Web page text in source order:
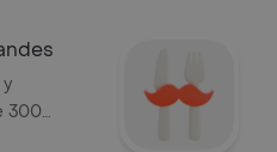
S.A.C.
300
otras